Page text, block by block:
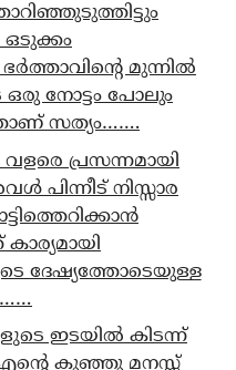
മുന്നിൽ
നോട്ടം പോലും
സത്യം…….
പ്രസന്നമായി
പിന്നീട് നിസ്സാര
ദേഷ്യത്തോടെയുള്ള
ഇടയിൽ കിടന്ന്
കുഞ്ഞു മനസ്സ്